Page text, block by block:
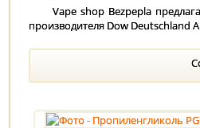
Vape shop Bezpepla
производителя Dow Deutschland